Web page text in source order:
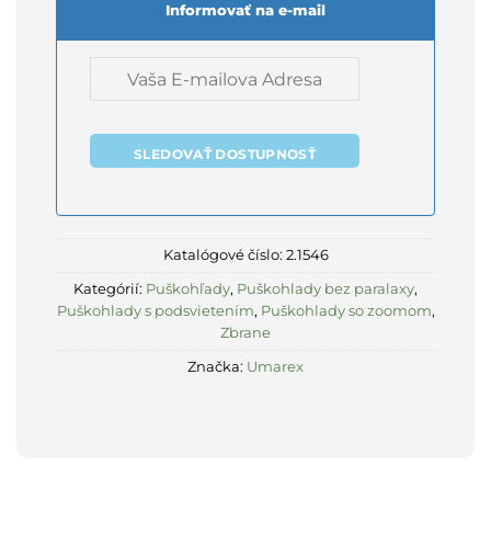
Informovať na e-mail
SLEDOVAŤ DOSTUPNOSŤ
Katalógové číslo: 2.1546
Kategórií: Puškohľady, Puškohlady bez paralaxy,
Puškohlady s podsvietením, Puškohlady so zoomom,
Zbrane
Značka: Umarex